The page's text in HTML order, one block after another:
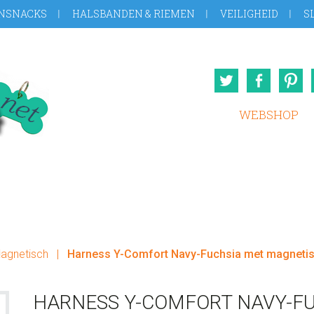
HALSBANDEN & RIEMEN VEILIGHEID
Twitter
WEBSHOP
| Harness Y-Comfort Navy-Fuchsia met
HARNESS Y-COMFORT NAVY-